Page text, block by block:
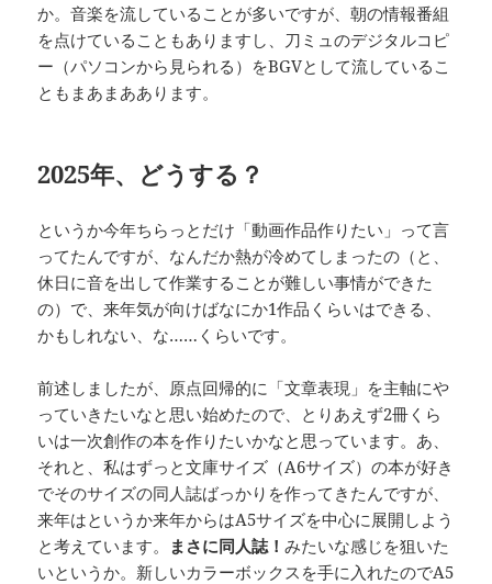
か。音楽を流していることが多いですが、朝の情報番組
を点けていることもありますし、刀ミュのデジタルコピ
ー（パソコンから見られる）をBGVとして流しているこ
ともまあまああります。
2025年、どうする？
というか今年ちらっとだけ「動画作品作りたい」って言
ってたんですが、なんだか熱が冷めてしまったの（と、
休日に音を出して作業することが難しい事情ができた
の）で、来年気が向けばなにか1作品くらいはできる、
かもしれない、な……くらいです。
前述しましたが、原点回帰的に「文章表現」を主軸にや
っていきたいなと思い始めたので、とりあえず2冊くら
いは一次創作の本を作りたいかなと思っています。あ、
それと、私はずっと文庫サイズ（A6サイズ）の本が好き
でそのサイズの同人誌ばっかりを作ってきたんですが、
来年はというか来年からはA5サイズを中心に展開しよう
と考えています。
まさに同人誌！みたいな感じを狙いた
いというか。新しいカラーボックスを手に入れたのでA5